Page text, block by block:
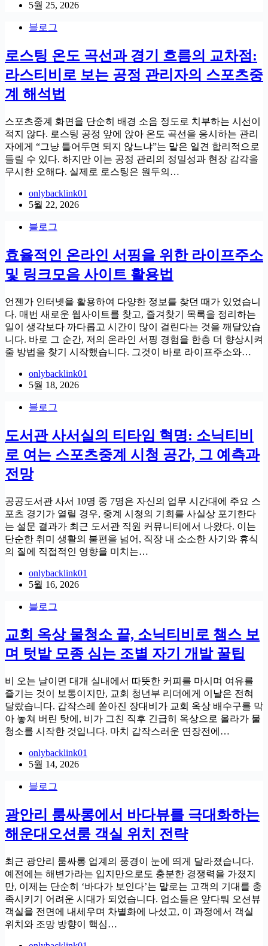
5월 25, 2026
블로그
로스팅 온도 곡선과 경기 흐름의 교차점:
라스티비로 보는 공정 관리자의 스포츠중
계 해석법
스포츠중계 화면을 단순히 배경 소음 정도로 치부하는 시선이
적지 않다. 로스팅 공정 앞에 앉아 온도 곡선을 응시하는 관리
자에게 “그냥 틀어두면 되지 않느냐”는 말은 일견 합리적으로
들릴 수 있다. 하지만 이는 공정 관리의 정밀성과 현장 감각을
무시한 오해다. 실제로 로스팅은 원두의…
onlybacklink01
5월 22, 2026
블로그
효율적인 온라인 서핑을 위한 라이프주소
및 링크모음 사이트 활용법
언젠가 인터넷을 활용하여 다양한 정보를 찾던 때가 있었습니
다. 매번 새로운 웹사이트를 찾고, 즐겨찾기 목록을 정리하는
일이 생각보다 까다롭고 시간이 많이 걸린다는 것을 깨달았습
니다. 바로 그 순간, 저의 온라인 서핑 경험을 한층 더 향상시켜
줄 방법을 찾기 시작했습니다. 그것이 바로 라이프주소와…
onlybacklink01
5월 18, 2026
블로그
도서관 사서실의 티타임 혁명: 소닉티비
로 여는 스포츠중계 시청 공간, 그 예측과
전망
공공도서관 사서 10명 중 7명은 자신의 업무 시간대에 주요 스
포츠 경기가 열릴 경우, 중계 시청의 기회를 사실상 포기한다
는 설문 결과가 최근 도서관 직원 커뮤니티에서 나왔다. 이는
단순한 취미 생활의 불편을 넘어, 직장 내 소소한 사기와 휴식
의 질에 직접적인 영향을 미치는…
onlybacklink01
5월 16, 2026
블로그
교회 옥상 물청소 끝, 소닉티비로 챔스 보
며 텃밭 모종 심는 조별 자기 개발 꿀팁
비 오는 날이면 대개 실내에서 따뜻한 커피를 마시며 여유를
즐기는 것이 보통이지만, 교회 청년부 리더에게 이날은 전혀
달랐습니다. 갑작스레 쏟아진 장대비가 교회 옥상 배수구를 막
아 놓쳐 버린 탓에, 비가 그친 직후 긴급히 옥상으로 올라가 물
청소를 시작한 것입니다. 마치 갑작스러운 연장전에…
onlybacklink01
5월 14, 2026
블로그
광안리 룸싸롱에서 바다뷰를 극대화하는
해운대오션룸 객실 위치 전략
최근 광안리 룸싸롱 업계의 풍경이 눈에 띄게 달라졌습니다.
예전에는 해변가라는 입지만으로도 충분한 경쟁력을 가졌지
만, 이제는 단순히 ‘바다가 보인다’는 말로는 고객의 기대를 충
족시키기 어려운 시대가 되었습니다. 업소들은 앞다퉈 오션뷰
객실을 전면에 내세우며 차별화에 나섰고, 이 과정에서 객실
위치와 조망 방향이 핵심…